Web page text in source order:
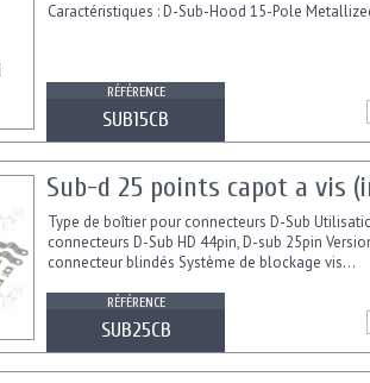
Caractéristiques : D-Sub-Hood 15-Pole
RÉFÉRENCE
SUB15CB
Sub-d 25 points capot a vis
Type de boîtier pour connecteurs D-Sub
connecteurs D-Sub HD 44pin, D-sub 25pin
connecteur blindés Système de blockage vis...
RÉFÉRENCE
SUB25CB